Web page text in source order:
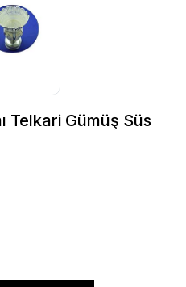
Telkari Gümüş Süs